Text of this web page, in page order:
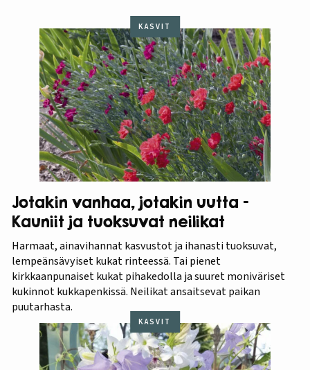
KASVIT
Jotakin vanhaa, jotakin uutta –
Kauniit ja tuoksuvat neilikat
Harmaat, ainavihannat kasvustot ja ihanasti tuoksuvat,
lempeänsävyiset kukat rinteessä. Tai pienet
kirkkaanpunaiset kukat pihakedolla ja suuret moniväriset
kukinnot kukkapenkissä. Neilikat ansaitsevat paikan
puutarhasta.
KASVIT